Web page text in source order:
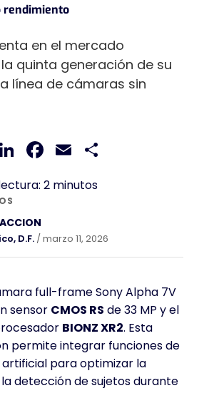
rendimiento
WhatsApp
LinkedIn
Facebook
Email
2 minutos
en el mercado
quinta generación de su
línea de cámaras sin
D.F. / marzo 11, 2026
full-frame Sony Alpha 7V
sensor CMOS RS de 33 MP y el
BIONZ XR2. Esta
permite integrar funciones de
para optimizar la
detección de sujetos durante